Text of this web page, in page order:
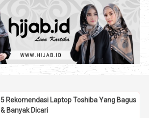
5 Rekomendasi Laptop Toshiba Yang Bagus
& Banyak Dicari